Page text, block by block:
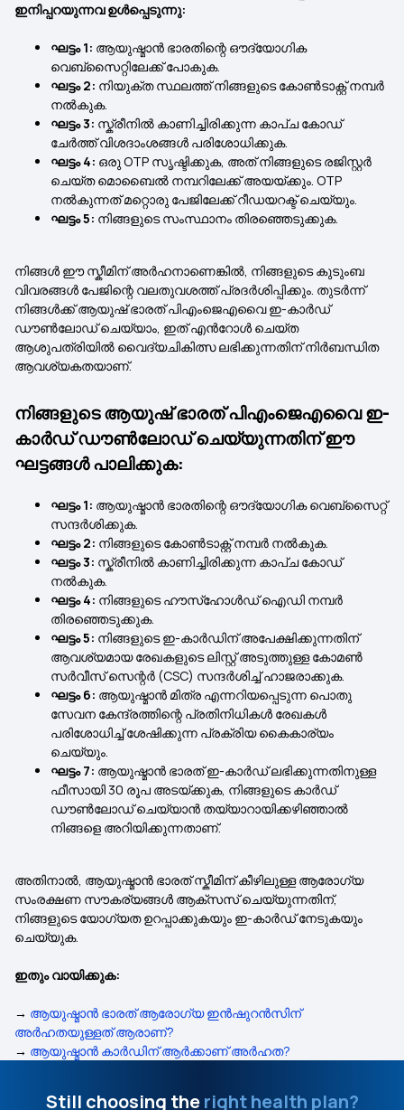
ഇനിപ്പറയുന്നവ ഉൾപ്പെടുന്നു:
ഘട്ടം 1: ആയുഷ്മാൻ ഭാരതിന്റെ ഔദ്യോഗിക
വെബ്‌സൈറ്റിലേക്ക് പോകുക.
ഘട്ടം 2: നിയുക്ത സ്ഥലത്ത് നിങ്ങളുടെ കോൺടാക്റ്റ് നമ്പർ
നൽകുക.
ഘട്ടം 3: സ്ക്രീനിൽ കാണിച്ചിരിക്കുന്ന കാപ്ച കോഡ്
ചേർത്ത് വിശദാംശങ്ങൾ പരിശോധിക്കുക.
ഘട്ടം 4: ഒരു OTP സൃഷ്ടിക്കുക, അത് നിങ്ങളുടെ രജിസ്റ്റർ
ചെയ്ത മൊബൈൽ നമ്പറിലേക്ക് അയയ്ക്കും. OTP
നൽകുന്നത് മറ്റൊരു പേജിലേക്ക് റീഡയറക്ട് ചെയ്യും.
ഘട്ടം 5: നിങ്ങളുടെ സംസ്ഥാനം തിരഞ്ഞെടുക്കുക.
നിങ്ങൾ ഈ സ്കീമിന് അർഹനാണെങ്കിൽ, നിങ്ങളുടെ കുടുംബ
വിവരങ്ങൾ പേജിന്റെ വലതുവശത്ത് പ്രദർശിപ്പിക്കും. തുടർന്ന്
നിങ്ങൾക്ക് ആയുഷ് ഭാരത് പിഎംജെഎവൈ ഇ-കാർഡ്
ഡൗൺലോഡ് ചെയ്യാം, ഇത് എൻറോൾ ചെയ്ത
ആശുപത്രിയിൽ വൈദ്യചികിത്സ ലഭിക്കുന്നതിന് നിർബന്ധിത
ആവശ്യകതയാണ്.
നിങ്ങളുടെ ആയുഷ് ഭാരത് പിഎംജെഎവൈ ഇ-
കാർഡ് ഡൗൺലോഡ് ചെയ്യുന്നതിന് ഈ
ഘട്ടങ്ങൾ പാലിക്കുക:
ഘട്ടം 1: ആയുഷ്മാൻ ഭാരതിന്റെ ഔദ്യോഗിക വെബ്സൈറ്റ്
സന്ദർശിക്കുക.
ഘട്ടം 2: നിങ്ങളുടെ കോൺടാക്റ്റ് നമ്പർ നൽകുക.
ഘട്ടം 3: സ്ക്രീനിൽ കാണിച്ചിരിക്കുന്ന കാപ്ച കോഡ്
നൽകുക.
ഘട്ടം 4: നിങ്ങളുടെ ഹൗസ്‌ഹോൾഡ് ഐഡി നമ്പർ
തിരഞ്ഞെടുക്കുക.
ഘട്ടം 5: നിങ്ങളുടെ ഇ-കാർഡിന് അപേക്ഷിക്കുന്നതിന്
ആവശ്യമായ രേഖകളുടെ ലിസ്റ്റ് അടുത്തുള്ള കോമൺ
സർവീസ് സെന്റർ (CSC) സന്ദർശിച്ച് ഹാജരാക്കുക.
ഘട്ടം 6: ആയുഷ്മാൻ മിത്ര എന്നറിയപ്പെടുന്ന പൊതു
സേവന കേന്ദ്രത്തിന്റെ പ്രതിനിധികൾ രേഖകൾ
പരിശോധിച്ച് ശേഷിക്കുന്ന പ്രക്രിയ കൈകാര്യം
ചെയ്യും.
ഘട്ടം 7: ആയുഷ്മാൻ ഭാരത് ഇ-കാർഡ് ലഭിക്കുന്നതിനുള്ള
ഫീസായി 30 രൂപ അടയ്ക്കുക, നിങ്ങളുടെ കാർഡ്
ഡൗൺലോഡ് ചെയ്യാൻ തയ്യാറായിക്കഴിഞ്ഞാൽ
നിങ്ങളെ അറിയിക്കുന്നതാണ്.
അതിനാൽ, ആയുഷ്മാൻ ഭാരത് സ്കീമിന് കീഴിലുള്ള ആരോഗ്യ
സംരക്ഷണ സൗകര്യങ്ങൾ ആക്‌സസ് ചെയ്യുന്നതിന്,
നിങ്ങളുടെ യോഗ്യത ഉറപ്പാക്കുകയും ഇ-കാർഡ് നേടുകയും
ചെയ്യുക.
ഇതും വായിക്കുക:
→ ആയുഷ്മാൻ ഭാരത് ആരോഗ്യ ഇൻഷുറൻസിന്
അർഹതയുള്ളത് ആരാണ്?
→ ആയുഷ്മാൻ കാർഡിന് ആർക്കാണ് അർഹത?
Still choosing theright health plan?